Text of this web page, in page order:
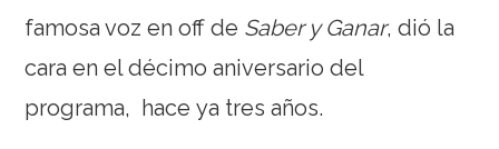
famosa voz en off de Saber y Ganar, dió la
cara en el décimo aniversario del
programa, hace ya tres años.